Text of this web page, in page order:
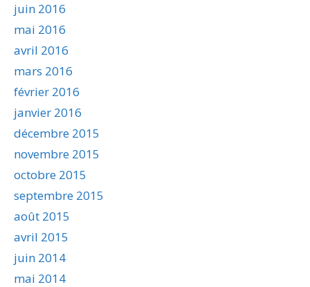
juin 2016
mai 2016
avril 2016
mars 2016
février 2016
janvier 2016
décembre 2015
novembre 2015
octobre 2015
septembre 2015
août 2015
avril 2015
juin 2014
mai 2014